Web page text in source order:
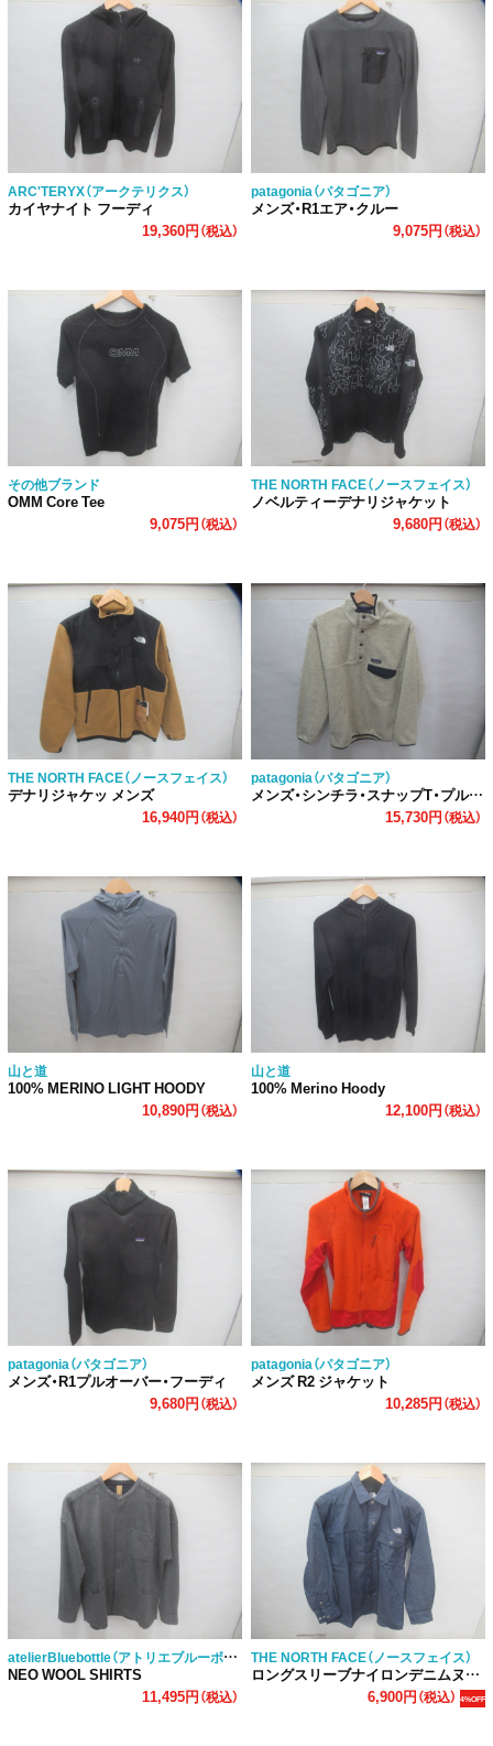
ARC'TERYX（アークテリクス）
カイヤナイト フーディ
19,360円（税込）
patagonia（パタゴニア）
メンズ・R1エア・クルー
9,075円（税込）
その他ブランド
OMM Core Tee
9,075円（税込）
THE NORTH FACE（ノースフェイス）
ノベルティーデナリジャケット
9,680円（税込）
THE NORTH FACE（ノースフェイス）
デナリジャケッ メンズ
16,940円（税込）
patagonia（パタゴニア）
メンズ・シンチラ・スナップT・プルオーバー
15,730円（税込）
山と道
100% MERINO LIGHT HOODY
10,890円（税込）
山と道
100% Merino Hoody
12,100円（税込）
patagonia（パタゴニア）
メンズ・R1プルオーバー・フーディ
9,680円（税込）
patagonia（パタゴニア）
メンズ R2 ジャケット
10,285円（税込）
atelierBluebottle（アトリエブルーボトル）
NEO WOOL SHIRTS
11,495円（税込）
THE NORTH FACE（ノースフェイス）
ロングスリーブナイロンデニムヌプシシャツ
6,900円（税込） 4%OFF